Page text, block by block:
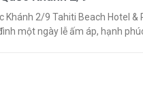
Khánh 2/9 Tahiti Beach Hotel &
một ngày lễ ấm áp, hạnh